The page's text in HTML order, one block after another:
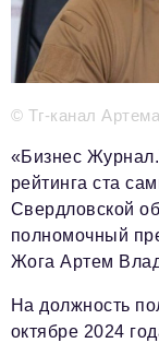
Информационный
info@business-
Отдел рекламы
Отдел
Отдел по работе
partner@business-
© Тг-канал
«Бизнес
рейтинга ста
Свердловской
полномочный
Жога Артем
На должность
октябре 2024